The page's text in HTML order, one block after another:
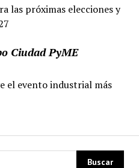
las próximas elecciones y
Ciudad PyME
el evento industrial más